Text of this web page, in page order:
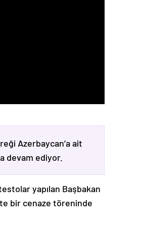
Azerbaycan’a ait
devam ediyor.
yapılan Başbakan
bir cenaze töreninde